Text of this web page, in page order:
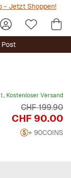
- Jetzt Shoppen!
Post
Kostenloser Versand
Preis
CHF 90.00
Originalpreis
CHF 199.90
+ 90COINS